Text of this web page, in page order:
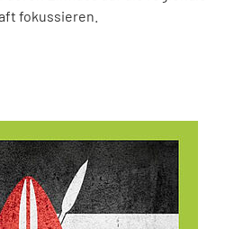
fokussieren.